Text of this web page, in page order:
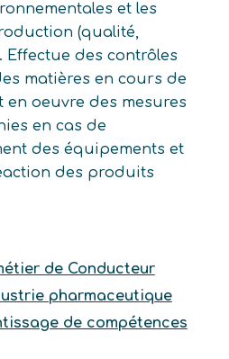
et les
(qualité,
Effectue des contrôles
matières en cours de
oeuvre des mesures
en cas de
des équipements et
des produits
de Conducteur
pharmaceutique
de compétences